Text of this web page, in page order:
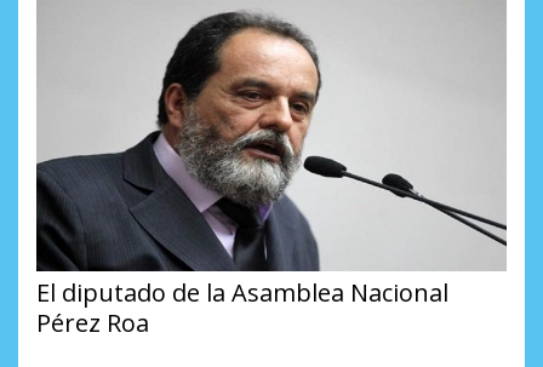
El diputado de la Asamblea Nacional
Pérez Roa